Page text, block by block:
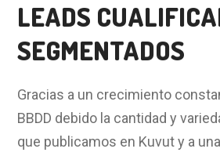
LEADS
SEGMENTADOS
Gracias a un crecimiento
BBDD debido la cantidad y
que publicamos en Kuvut y a